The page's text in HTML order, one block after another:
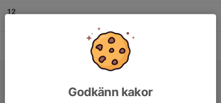
12
Kvällslirarna 2015-2013
Godkänn kakor